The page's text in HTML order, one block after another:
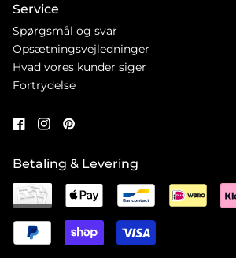
Service
Spørgsmål og svar
Opsætningsvejledninger
Hvad vores kunder siger
Fortrydelse
Betaling & Levering